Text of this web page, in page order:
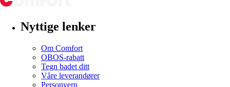
Nyttige lenker
Om Comfort
OBOS-rabatt
Tegn badet ditt
Våre leverandører
Personvern